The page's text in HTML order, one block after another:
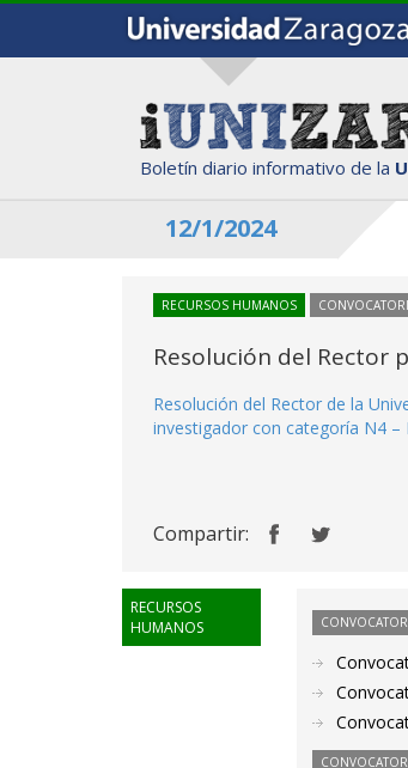
Boletín diario informativo de la
12/1/2024
RECURSOS HUMANOS
Resolución del Rector
Resolución del Rector de la
investigador con categoría N4 –
Compartir:
RECURSOS
HUMANOS